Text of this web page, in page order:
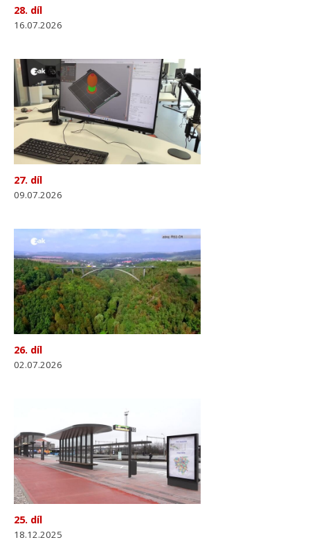
28. díl
16.07.2026
27. díl
09.07.2026
26. díl
02.07.2026
25. díl
18.12.2025